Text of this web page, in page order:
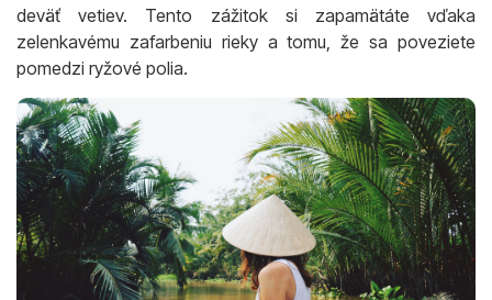
deväť vetiev. Tento zážitok si zapamätáte vďaka
zelenkavému zafarbeniu rieky a tomu, že sa poveziete
pomedzi ryžové polia.